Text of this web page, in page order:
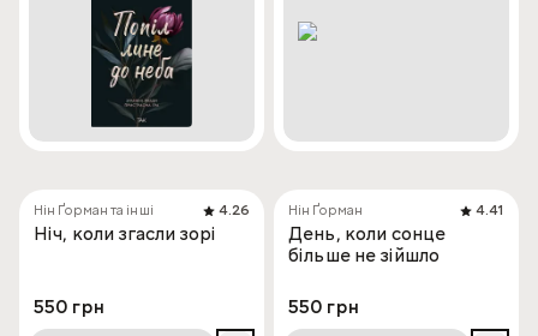
Нін Ґорман та інші 4.26
Ніч, коли згасли зорі
550 грн
Нін Ґорман 4.41
День, коли сонце
більше не зійшло
550 грн